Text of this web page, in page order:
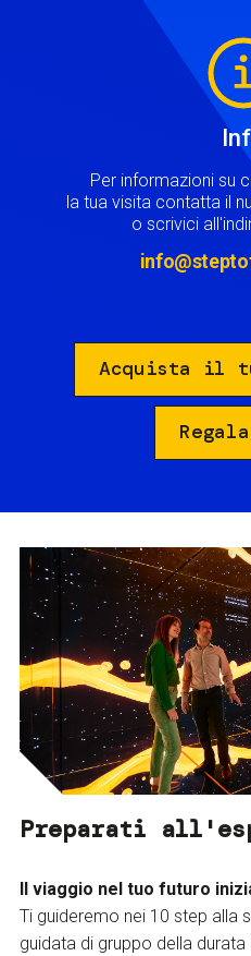
Per informazioni su
la tua visita contatta il
o scrivici
Acquista il
Preparati
Il viaggio nel tuo futuro
Ti guideremo nei 10 step alla
guidata di gruppo della durata